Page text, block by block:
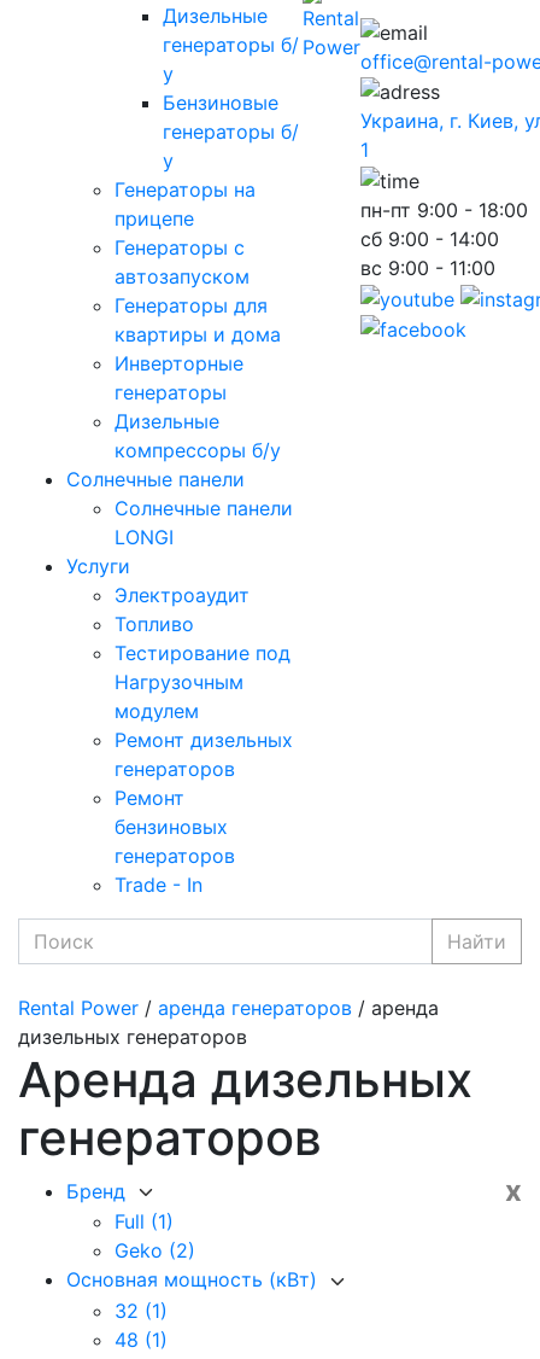
Дизельные
генераторы б/
у
Бензиновые
генераторы б/
у
Генераторы на
прицепе
Генераторы с
автозапуском
Генераторы для
квартиры и дома
Инверторные
генераторы
Дизельные
компрессоры б/у
Солнечные панели
Солнечные панели
LONGI
Услуги
Электроаудит
Топливо
Тестирование под
Нагрузочным
модулем
Ремонт дизельных
генераторов
Ремонт
бензиновых
генераторов
Trade - In
office@rental-
Украина, г. Киев,
1
пн-пт 9:00 - 18:00
сб 9:00 - 14:00
вс 9:00 - 11:00
Найти
Rental Power / аренда генераторов / аренда
дизельных генераторов
Аренда дизельных
генераторов
x
Бренд
Full (1)
Geko (2)
Основная мощность (кВт)
32 (1)
48 (1)